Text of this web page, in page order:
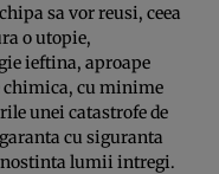
sa vor reusi, ceea
o utopie,
ieftina, aproape
chimica, cu minime
unei catastrofe de
cu siguranta
lumii intregi.